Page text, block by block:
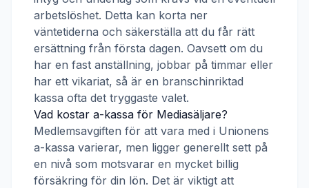
arbetslöshet. Detta kan korta ner
väntetiderna och säkerställa att du får rätt
ersättning från första dagen. Oavsett om du
har en fast anställning, jobbar på timmar eller
har ett vikariat, så är en branschinriktad
kassa ofta det tryggaste valet.
Vad kostar a-kassa för Mediasäljare?
Medlemsavgiften för att vara med i Unionens
a-kassa varierar, men ligger generellt sett på
en nivå som motsvarar en mycket billig
försäkring för din lön. Det är viktigt att